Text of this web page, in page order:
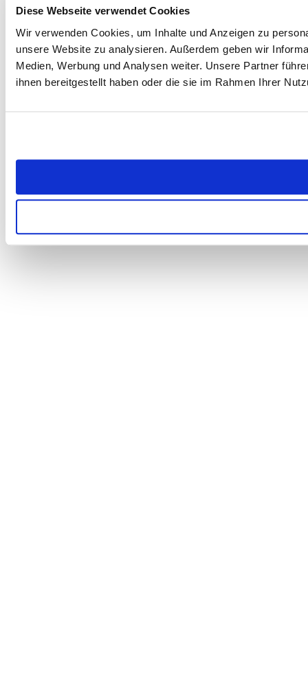
Diese Webseite verwendet Cookies
Wir verwenden Cookies, um Inhalte und Anzeigen zu
unsere Website zu analysieren. Außerdem geben wir
Medien, Werbung und Analysen weiter. Unsere Partner
ihnen bereitgestellt haben oder die sie im Rahmen Ihrer